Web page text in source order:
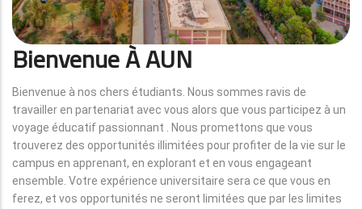
Bienvenue À AUN
Bienvenue à nos chers étudiants. Nous sommes ravis de
travailler en partenariat avec vous alors que vous participez à un
voyage éducatif passionnant . Nous promettons que vous
trouverez des opportunités illimitées pour profiter de la vie sur le
campus en apprenant, en explorant et en vous engageant
ensemble. Votre expérience universitaire sera ce que vous en
ferez, et vos opportunités ne seront limitées que par les limites